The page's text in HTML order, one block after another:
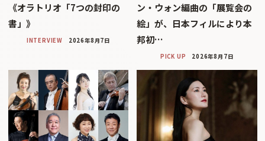
《オラトリオ「7つの封印の
書」》
INTERVIEW 2026年8月7日
ン・ウォン編曲の「展覧会の
絵」が、日本フィルにより本
邦初…
PICK UP 2026年8月7日